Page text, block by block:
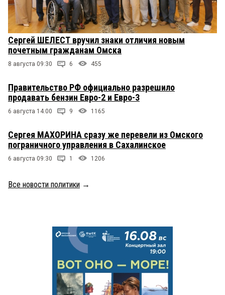
Сергей ШЕЛЕСТ вручил знаки отличия новым
почетным гражданам Омска
8 августа 09:30 6 455
Правительство РФ официально разрешило
продавать бензин Евро-2 и Евро-3
6 августа 14:00 9 1165
Сергея МАХОРИНА сразу же перевели из Омского
пограничного управления в Сахалинское
6 августа 09:30 1 1206
Все новости политики →